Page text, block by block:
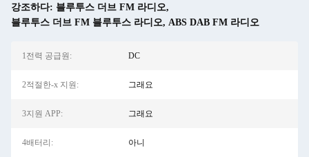
강조하다: 블루투스 더브 FM 라디오,
블루투스 더브 FM 블루투스 라디오, ABS DAB FM 라디오
1전력 공급원: DC
2적절한-x 지원: 그래요
3지원 APP: 그래요
4배터리: 아니